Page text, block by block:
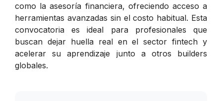
como la asesoría financiera, ofreciendo acceso a
herramientas avanzadas sin el costo habitual. Esta
convocatoria es ideal para profesionales que
buscan dejar huella real en el sector fintech y
acelerar su aprendizaje junto a otros builders
globales.